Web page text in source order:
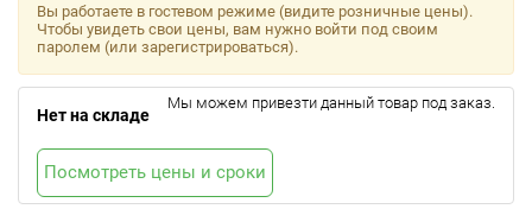
Вы работаете в гостевом режиме (видите розничные цены).
Чтобы увидеть свои цены, вам нужно войти под своим
паролем (или зарегистрироваться).
Нет на складе
Мы можем привезти данный товар под заказ.
Посмотреть цены и сроки